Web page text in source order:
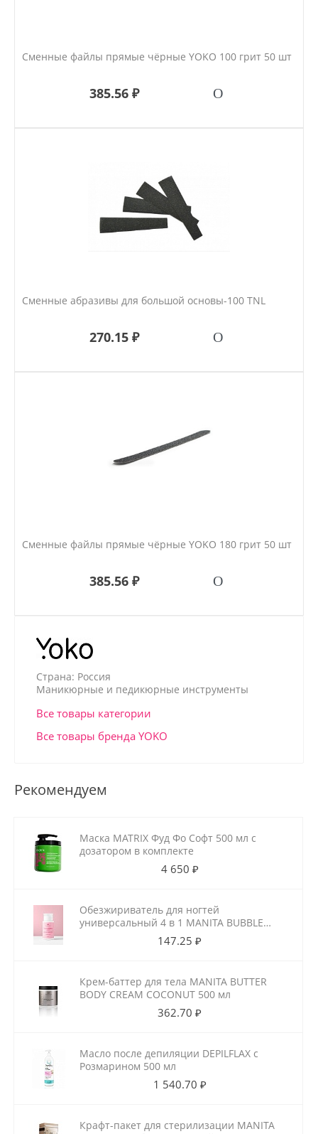
Сменные файлы прямые чёрные YOKO 100 грит 50 шт
385.56 ₽
Сменные абразивы для большой основы-100 TNL
270.15 ₽
Сменные файлы прямые чёрные YOKO 180 грит 50 шт
385.56 ₽
Страна: Россия
Маникюрные и педикюрные инструменты
Все товары категории
Все товары бренда YOKO
Рекомендуем
Маска MATRIX Фуд Фо Софт 500 мл с
дозатором в комплекте
4 650 ₽
Обезжириватель для ногтей
универсальный 4 в 1 MANITA BUBBLE
147.25 ₽
Крем-баттер для тела MANITA BUTTER
BODY CREAM COCONUT 500 мл
362.70 ₽
Масло после депиляции DEPILFLAX с
Розмарином 500 мл
1 540.70 ₽
Крафт-пакет для стерилизации MANITA